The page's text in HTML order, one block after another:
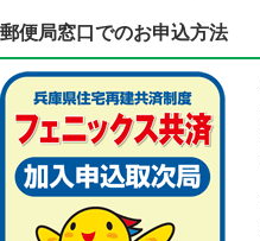
郵便局窓口でのお申込方法